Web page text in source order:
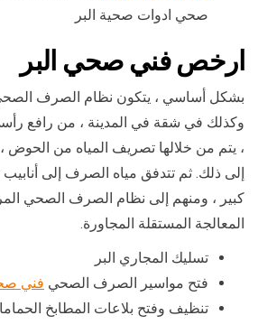
صحي ادوات صحية البر
ارخص فني صحي البر
بشكل أساسي ، يتكون نظام الصرف
وكذلك في شقة في المدينة ، من رافع
، يتم من خلالها تصريف المياه من الحوض
إلى ذلك. ثم تتدفق مياه الصرف إلى أنابيب
كبير ، ومنهم إلى نظام الصرف الصحي
المعالجة المستقلة المجاورة.
تسليك المجاري البر
فتح مواسير الصرف الصحي فني
تنظيف وفتح بلاعات المطابخ